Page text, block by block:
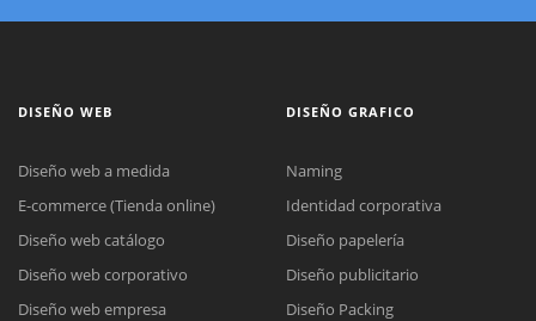
DISEÑO WEB
Diseño web a medida
E-commerce (Tienda online)
Diseño web catálogo
Diseño web corporativo
Diseño web empresa
DISEÑO GRAFICO
Naming
Identidad corporativa
Diseño papelería
Diseño publicitario
Diseño Packing